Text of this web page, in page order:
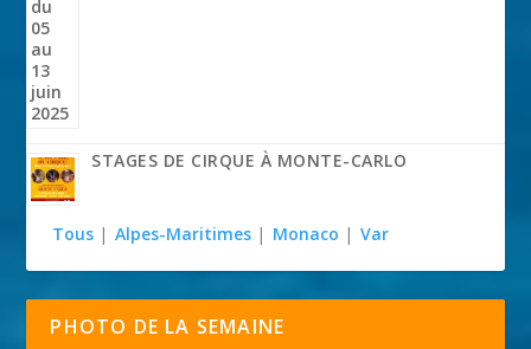
STAGES DE CIRQUE À MONTE-CARLO
Tous | Alpes-Maritimes | Monaco | Var
PHOTO DE LA SEMAINE